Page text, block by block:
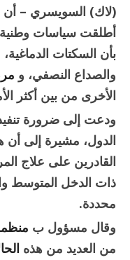
(لاك) السويسري – أن
أطلقت سياسات وطنية
بأن السكتات الدماغية،
والصداع النصفي، و مرض
الأخرى من بين أكثر
ودعت إلى ضرورة تنفيذ
الدول، مشيرة إلى أن
القادرين على علاج
ذات الدخل المتوسط
محددة.
وقال مسؤول بمنظمة
من العديد من هذه